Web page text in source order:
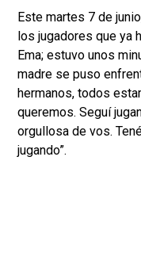
Este martes 7 de
los jugadores que ya
Ema; estuvo unos
madre se puso
hermanos, todos
queremos. Seguí
orgullosa de vos.
jugando”.